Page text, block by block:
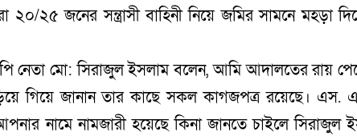
২৫ জনের সন্ত্রাসী বাহিনী নিয়ে জমির সামনে মহড়া
নেতা মো: সিরাজুল ইসলাম বলেন, আমি আদালতের রায়
গিয়ে জানান তার কাছে সকল কাগজপত্র রয়েছে। এস.
নামে নামজারী হয়েছে কিনা জানতে চাইলে সিরাজুল